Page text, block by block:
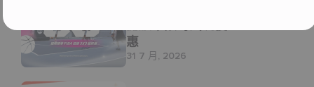
惠
31 7 月, 2026